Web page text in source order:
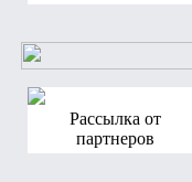
Рассылка от
партнеров